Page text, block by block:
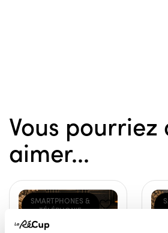
Vous pourriez
aimer...
SMARTPHONES &
TÉLÉPHONIE